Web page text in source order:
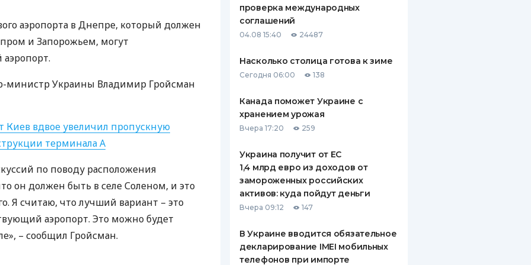
КЕШБЭКА
ПУТЕВОДИТЕЛИ ПО
СТРАХОВЫЕ КОМПАНИИ
ОТЗЫВЫ О СТРАХОВЫХ
КОМПАНИЯХ
КОНТАКТЫ
аэропорта в Днепре, который должен
и Запорожьем, могут
министр Украины Владимир Гройсман
Киев вдвое увеличил пропускную
терминала А
по поводу расположения
он должен быть в селе Соленом, и это
Я считаю, что лучший вариант – это
аэропорт. Это можно будет
– сообщил Гройсман.
проверка международных
соглашений
04.08 15:40 24487
Насколько столица готова к зиме
Сегодня 06:00 138
Канада поможет Украине с
хранением урожая
Вчера 17:20 259
Украина получит от ЕС
1,4 млрд евро из доходов от
замороженных российских
активов: куда пойдут деньги
Вчера 09:12 147
В Украине вводится обязательное
декларирование IMEI мобильных
телефонов при импорте